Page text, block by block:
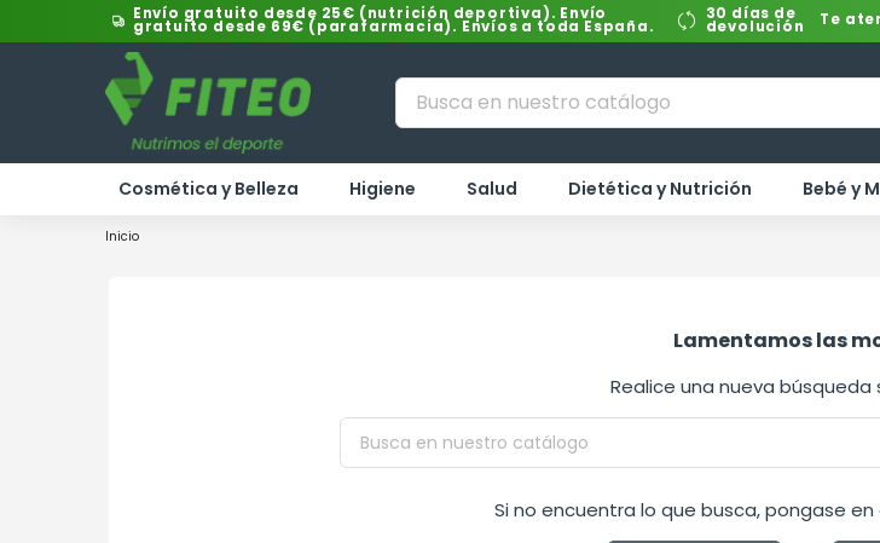
Envío gratuito desde 25€ (nutrición deportiva). Envío
gratuito desde 69€ (parafarmacia). Envíos a toda España.
30 días de
devolución Te
Cosmética y Belleza Higiene Salud Dietética y Nutrición Bebé y
Inicio
Lamentamos las
Realice una nueva búsqueda
Si no encuentra lo que busca, pongase